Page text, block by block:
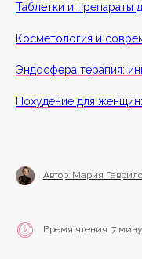
Таблетки и препараты
Косметология и
Эндосфера терапия:
Похудение для
Автор: Мария
Время чтения: 7